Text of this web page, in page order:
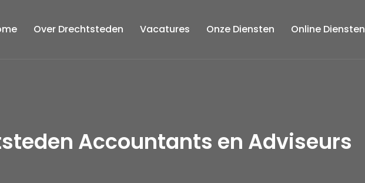
Over Drechtsteden Vacatures Onze Diensten Online Diensten
Accountants en Adviseurs